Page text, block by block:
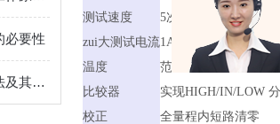
必要性
多通路电阻测试仪测量方法及其注意事项
测试速度
5次/秒（平均次数可选
zui大测试电流1A DC
温度
范围：-10℃~60℃ 精
比较器
实现HIGH/IN/LOW
校正
全量程内短路清零